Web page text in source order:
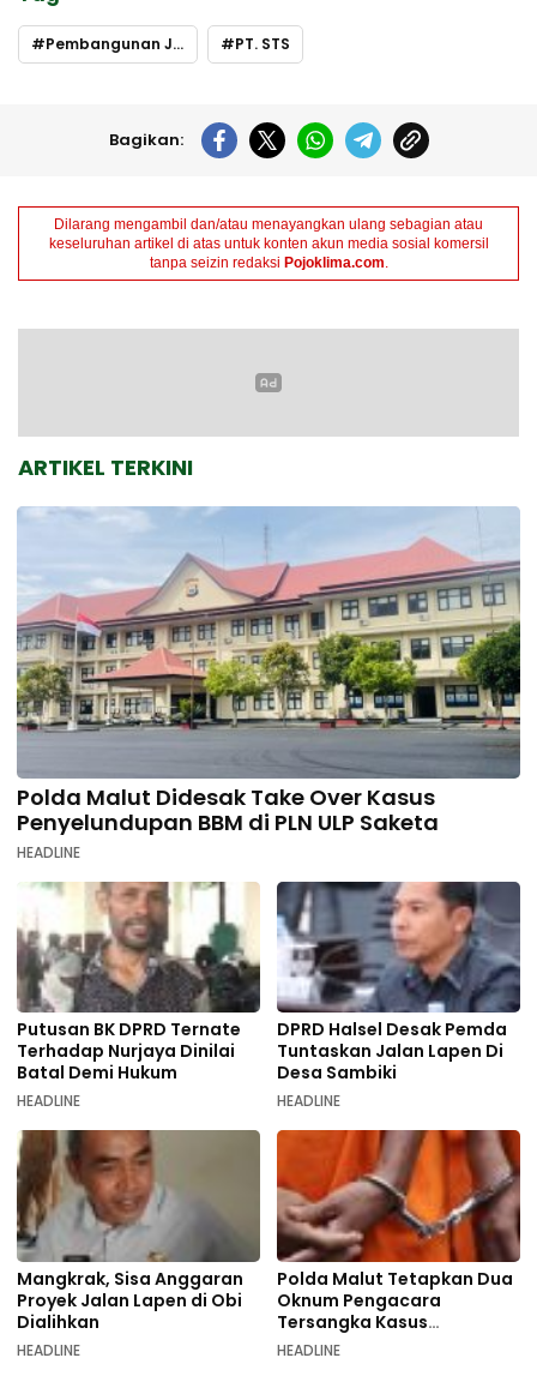
Pembangunan Jetty PT STS PT. STS
Bagikan:
Dilarang mengambil dan/atau menayangkan ulang sebagian atau
keseluruhan artikel di atas untuk konten akun media sosial komersil
tanpa seizin redaksi Pojoklima.com
ARTIKEL TERKINI
Polda Malut Didesak Take Over Kasus
Penyelundupan BBM di PLN ULP Saketa
HEADLINE
Putusan BK DPRD Ternate
Terhadap Nurjaya Dinilai
Batal Demi Hukum
HEADLINE
DPRD Halsel Desak Pemda
Tuntaskan Jalan Lapen Di
Desa Sambiki
HEADLINE
Mangkrak, Sisa Anggaran
Proyek Jalan Lapen di Obi
Dialihkan
HEADLINE
Polda Malut Tetapkan Dua
Oknum Pengacara
Tersangka Kasus
Pemalsuan Dokumen
HEADLINE